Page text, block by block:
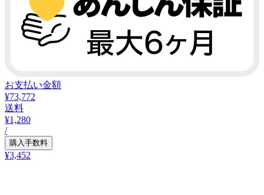
お支払い金額
¥73,772
送料
¥1,280
/
購入手数料
¥3,452